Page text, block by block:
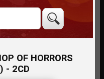
OF HORRORS
- 2CD